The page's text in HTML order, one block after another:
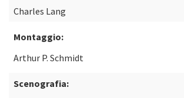
Charles Lang
Montaggio:
Arthur P. Schmidt
Scenografia: